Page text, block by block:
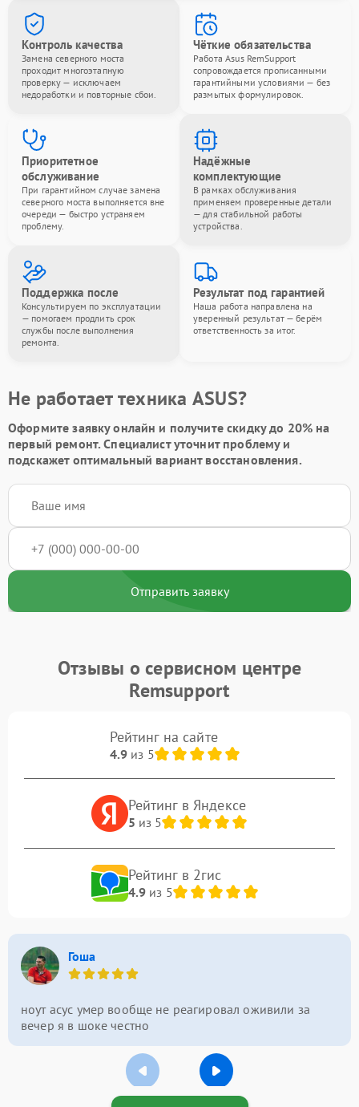
Контроль качества
Замена северного моста
проходит многоэтапную
проверку — исключаем
недоработки и повторные сбои.
Чёткие обязательства
Работа Asus RemSupport
сопровождается прописанными
гарантийными условиями — без
размытых формулировок.
Приоритетное
обслуживание
При гарантийном случае замена
северного моста выполняется вне
очереди — быстро устраняем
проблему.
Надёжные
комплектующие
В рамках обслуживания
применяем проверенные детали
— для стабильной работы
устройства.
Поддержка после
Консультируем по эксплуатации
— помогаем продлить срок
службы после выполнения
ремонта.
Результат под гарантией
Наша работа направлена на
уверенный результат — берём
ответственность за итог.
Не работает техника ASUS?
Оформите заявку онлайн и получитескидку до 20% на
первый ремонт. Специалист уточнит проблему и
подскажет оптимальный вариант восстановления.
Отправить заявку
Отзывы о сервисном центре
Remsupport
Рейтинг на сайте
4.9из 5
Рейтинг в Яндексе
5 из 5
Рейтинг в 2гис
4.9из 5
Гоша
ноут асус умер вообще не реагировал оживили за
вечер я в шоке честно